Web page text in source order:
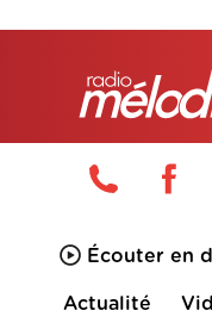
Écouter en
Actualité